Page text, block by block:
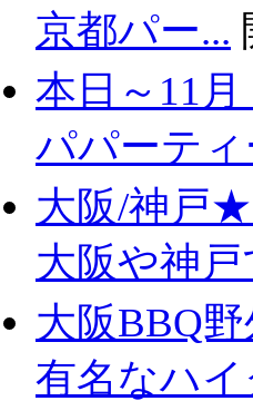
京都パー...
本日～11
パパーテ
大阪/神戸
大阪や神
大阪BBQ
有名なハ